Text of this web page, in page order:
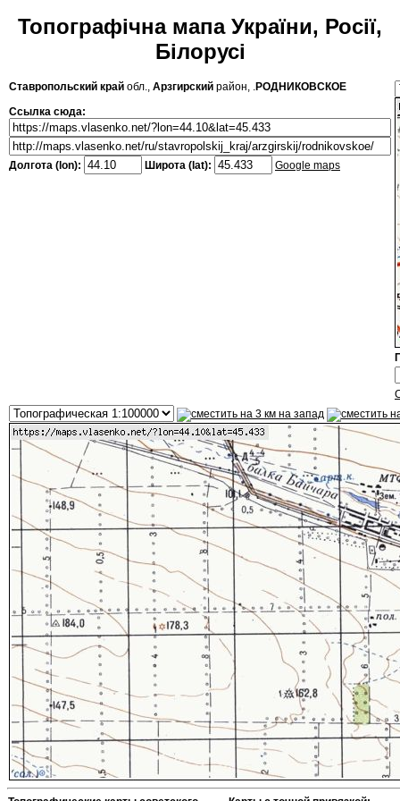
Топографічна мапа України, Росії,
Білорусі
Ставропольский край обл., Арзгирский район, .РОДНИКОВСКОЕ
Ссылка сюда:
Долгота (lon): Широта (lat): Google maps